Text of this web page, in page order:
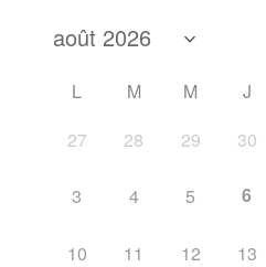
L M M J
27
28 29 30
3 4 5 6
10 11 12 13